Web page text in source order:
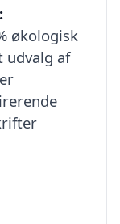
økologisk
udvalg af